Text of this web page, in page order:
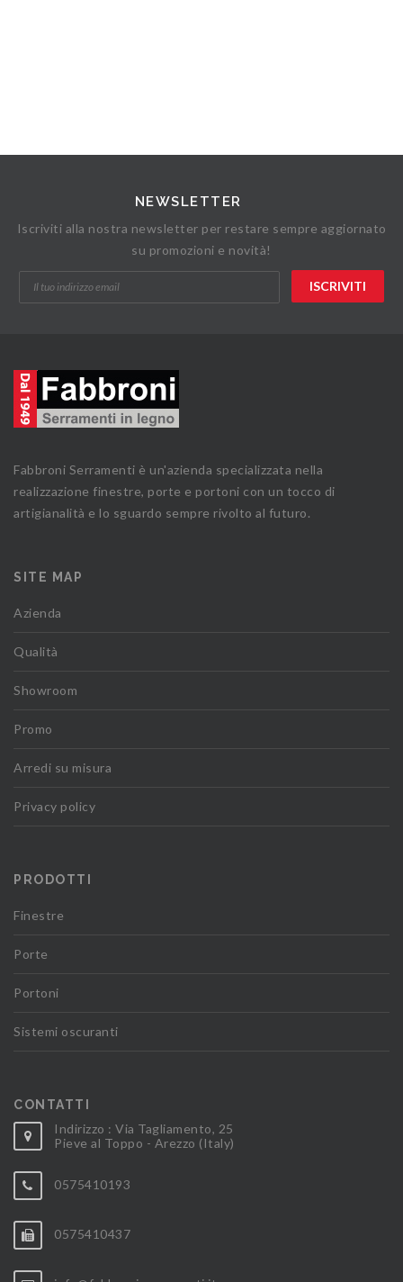
NEWSLETTER
Iscriviti alla nostra newsletter per restare sempre aggiornato
su promozioni e novità!
Fabbroni Serramenti è un'azienda specializzata nella
realizzazione finestre, porte e portoni con un tocco di
artigianalità e lo sguardo sempre rivolto al futuro.
SITE MAP
Azienda
Qualità
Showroom
Promo
Arredi su misura
Privacy policy
PRODOTTI
Finestre
Porte
Portoni
Sistemi oscuranti
CONTATTI
Indirizzo : Via Tagliamento, 25
Pieve al Toppo - Arezzo (Italy)
0575410193
0575410437